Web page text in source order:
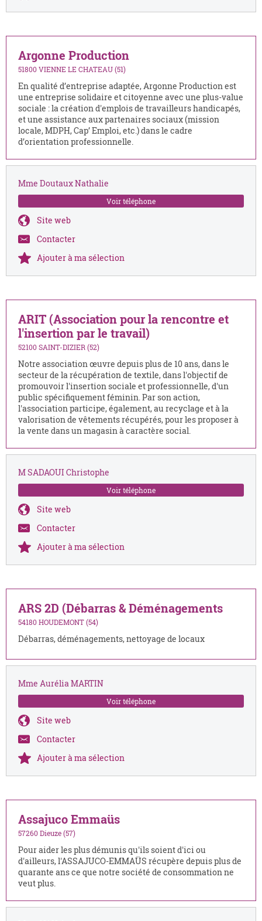
Argonne Production
51800 VIENNE LE CHATEAU (51)
En qualité d’entreprise adaptée, Argonne Production est
une entreprise solidaire et citoyenne avec une plus-value
sociale : la création d'emplois de travailleurs handicapés,
et une assistance aux partenaires sociaux (mission
locale, MDPH, Cap’ Emploi, etc.) dans le cadre
d’orientation professionnelle.
Mme Doutaux Nathalie
Voir téléphone
Site web
Contacter
Ajouter à ma sélection
ARIT (Association pour la rencontre et
l'insertion par le travail)
52100 SAINT-DIZIER (52)
Notre association œuvre depuis plus de 10 ans, dans le
secteur de la récupération de textile, dans l'objectif de
promouvoir l'insertion sociale et professionnelle, d'un
public spécifiquement féminin. Par son action,
l'association participe, également, au recyclage et à la
valorisation de vêtements récupérés, pour les proposer à
la vente dans un magasin à caractère social.
M SADAOUI Christophe
Voir téléphone
Site web
Contacter
Ajouter à ma sélection
ARS 2D (Débarras & Déménagements
54180 HOUDEMONT (54)
Débarras, déménagements, nettoyage de locaux
Mme Aurélia MARTIN
Voir téléphone
Site web
Contacter
Ajouter à ma sélection
Assajuco Emmaüs
57260 Dieuze (57)
Pour aider les plus démunis qu'ils soient d'ici ou
d'ailleurs, l'ASSAJUCO-EMMAÜS récupère depuis plus de
quarante ans ce que notre société de consommation ne
veut plus.